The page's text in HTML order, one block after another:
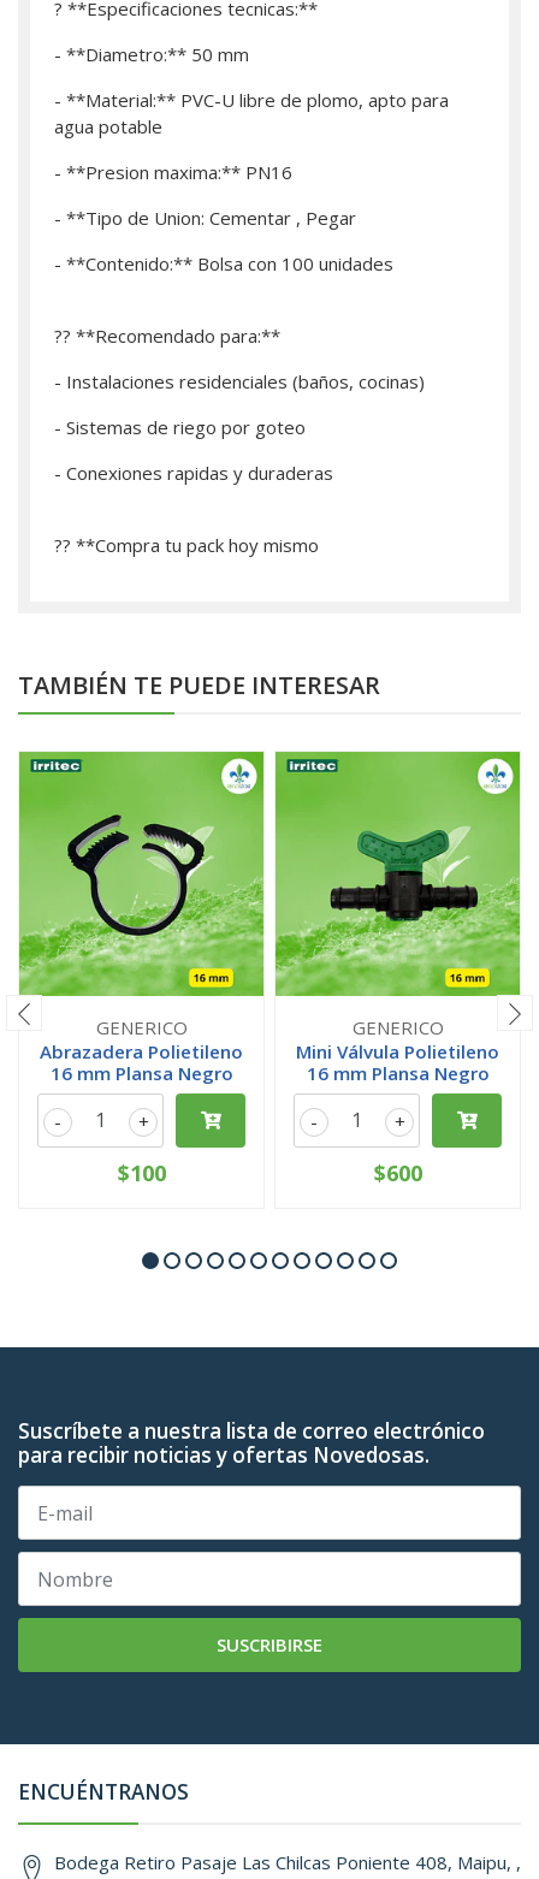
? **Especificaciones tecnicas:**
- **Diametro:** 50 mm
- **Material:** PVC-U libre de plomo, apto para
agua potable
- **Presion maxima:** PN16
- **Tipo de Union: Cementar , Pegar
- **Contenido:** Bolsa con 100 unidades
?? **Recomendado para:**
- Instalaciones residenciales (baños, cocinas)
- Sistemas de riego por goteo
- Conexiones rapidas y duraderas
?? **­Compra tu pack hoy mismo
TAMBIÉN TE PUEDE INTERESAR
GENERICO
Abrazadera Polietileno
16 mm Plansa Negro
+
-
$100
GENERICO
Mini Válvula Polietileno
16 mm Plansa Negro
+
-
$600
Suscríbete a nuestra lista de correo electrónico
para recibir noticias y ofertas Novedosas.
SUSCRIBIRSE
ENCUÉNTRANOS
Bodega Retiro Pasaje Las Chilcas Poniente 408, Maipu, ,